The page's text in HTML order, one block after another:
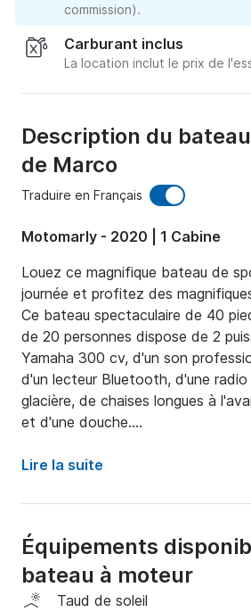
commission).
Carburant inclus
La location inclut le prix de
Description du
de Marco
Traduire en Français
Motomarly - 2020 | 1 Cabine
Louez ce magnifique bateau de
journée et profitez des
Ce bateau spectaculaire de 40
de 20 personnes dispose de 2
Yamaha 300 cv, d'un son
d'un lecteur Bluetooth, d'une radio
glacière, de chaises longues à
et d'une douche.
les belles histoires du rosaire
Agua Azul, Playa Blanca, Baru, ce
disponible à partir de 9h en
Carthagène à 17h, vous pourrez
de la magnifique baie de
coucher du soleil.
Lire la suite
Équipements
bateau à moteur
Taud de soleil